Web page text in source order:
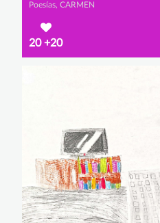
Poesías, CARMEN
20+20